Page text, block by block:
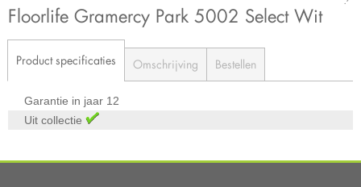
Floorlife Gramercy Park 5002 Select Wit
Product specificaties Omschrijving Bestellen
Garantie in jaar 12
Uit collectie